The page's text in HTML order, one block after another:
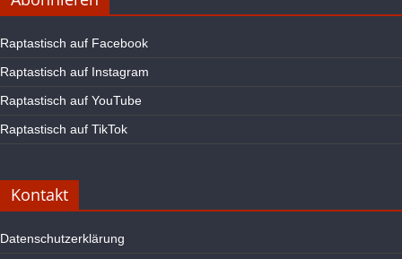
Raptastisch auf Facebook
Raptastisch auf Instagram
Raptastisch auf YouTube
Raptastisch auf TikTok
Kontakt
Datenschutzerklärung